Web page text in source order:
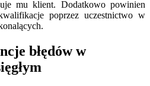
mu klient. Dodatkowo powinien
poprzez uczestnictwo w
błędów w